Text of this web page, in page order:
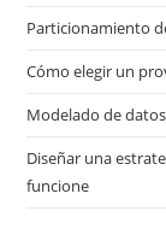
Particionamiento
Cómo elegir un
Modelado de
Diseñar una
funcione